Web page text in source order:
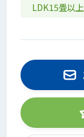
LDK15畳以上